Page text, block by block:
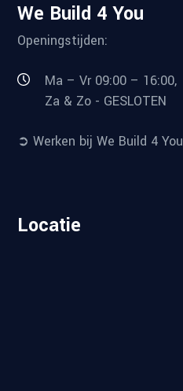
We Build 4 You
Openingstijden:
Ma – Vr 09:00 – 16:00,
Za & Zo - GESLOTEN
➲ Werken bij We Build 4 You
Locatie